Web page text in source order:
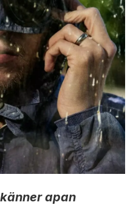
apan